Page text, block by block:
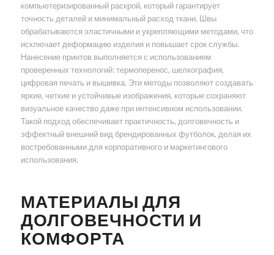
компьютеризированный раскрой, который гарантирует
точность деталей и минимальный расход ткани. Швы
обрабатываются эластичными и укрепляющими методами, что
исключает деформацию изделия и повышает срок службы.
Нанесение принтов выполняется с использованием
проверенных технологий: термоперенос, шелкография,
цифровая печать и вышивка. Эти методы позволяют создавать
яркие, четкие и устойчивые изображения, которые сохраняют
визуальное качество даже при интенсивном использовании.
Такой подход обеспечивает практичность, долговечность и
эффектный внешний вид брендированных футболок, делая их
востребованными для корпоративного и маркетингового
использования.
МАТЕРИАЛЫ ДЛЯ
ДОЛГОВЕЧНОСТИ И
КОМФОРТА